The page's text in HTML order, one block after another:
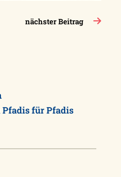
nächster Beitrag
Pfadis für Pfadis